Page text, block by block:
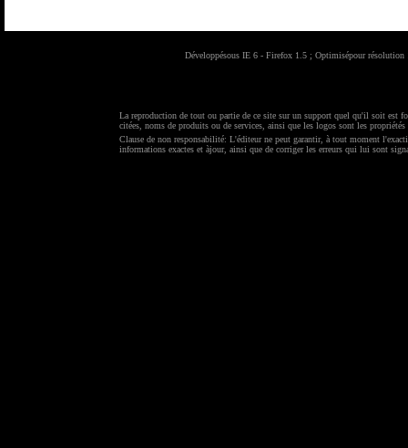
Développésous IE 6 - Firefox 1.5 ; Optimisépour résolution
La reproduction de tout ou partie de ce site sur un support quel qu'il soit est
citées, noms de produits ou de services, ainsi que les logos sont les propriétés
Clause de non responsabilité: L'éditeur ne peut garantir, à tout moment
informations exactes et àjour, ainsi que de corriger les erreurs qui lui sont